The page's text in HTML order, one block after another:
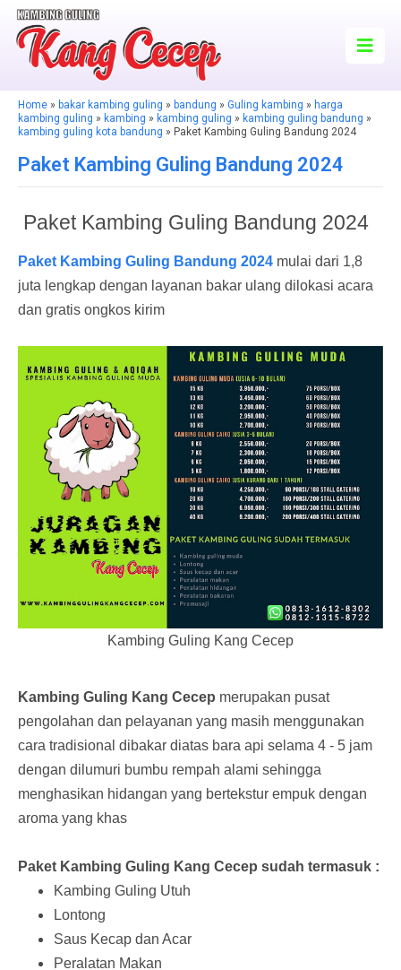
Home » bakar kambing guling » bandung » Guling kambing » harga
kambing guling » kambing » kambing guling » kambing guling bandung »
kambing guling kota bandung » Paket Kambing Guling Bandung 2024
Paket Kambing Guling Bandung 2024
Paket Kambing Guling Bandung 2024
Paket Kambing Guling Bandung 2024 mulai dari 1,8
juta lengkap dengan layanan bakar ulang dilokasi acara
dan gratis ongkos kirim
Kambing Guling Kang Cecep
Kambing Guling Kang Cecep merupakan pusat
pengolahan dan pelayanan yang masih menggunakan
cara tradisional dibakar diatas bara api selama 4 - 5 jam
dengan dilumuri bumbu rempah alami sehingga
menghasikan hidangan yang bertekstur empuk dengan
aroma yang khas
Paket Kambing Guling Kang Cecep sudah termasuk :
Kambing Guling Utuh
Lontong
Saus Kecap dan Acar
Peralatan Makan